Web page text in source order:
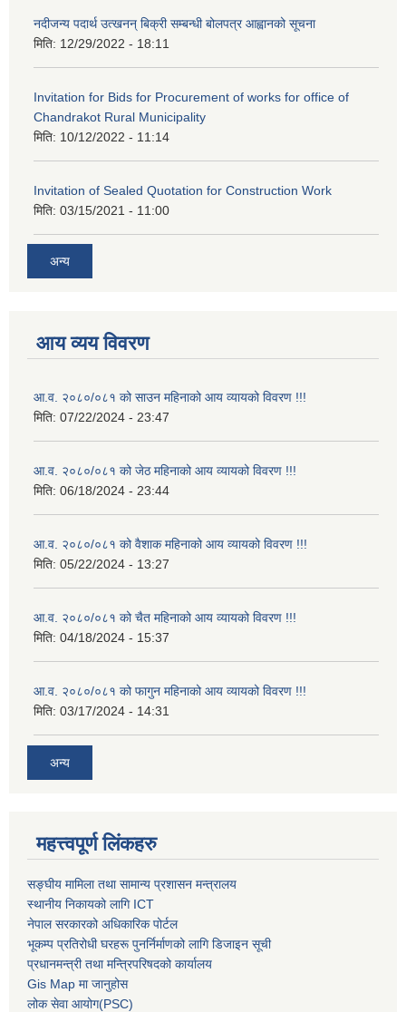
नदीजन्य पदार्थ उत्खनन् बिक्री सम्बन्धी बोलपत्र आह्वानको सूचना
मिति: 12/29/2022 - 18:11
Invitation for Bids for Procurement of works for office of
Chandrakot Rural Municipality
मिति: 10/12/2022 - 11:14
Invitation of Sealed Quotation for Construction Work
मिति: 03/15/2021 - 11:00
अन्य
आय व्यय विवरण
आ.व. २०८०/०८१ को साउन महिनाको आय व्यायको विवरण !!!
मिति: 07/22/2024 - 23:47
आ.व. २०८०/०८१ को जेठ महिनाको आय व्यायको विवरण !!!
मिति: 06/18/2024 - 23:44
आ.व. २०८०/०८१ को वैशाक महिनाको आय व्यायको विवरण !!!
मिति: 05/22/2024 - 13:27
आ.व. २०८०/०८१ को चैत महिनाको आय व्यायको विवरण !!!
मिति: 04/18/2024 - 15:37
आ.व. २०८०/०८१ को फागुन महिनाको आय व्यायको विवरण !!!
मिति: 03/17/2024 - 14:31
अन्य
महत्त्वपूर्ण लिंकहरु
सङ्घीय मामिला तथा सामान्य प्रशासन मन्त्रालय
स्थानीय निकायको लागि ICT
नेपाल सरकारको अधिकारिक पोर्टल
भूकम्प प्रतिरोधी घरहरू पुनर्निर्माणको लागि डिजाइन सूची
प्रधानमन्त्री तथा मन्त्रिपरिषदको कार्यालय
Gis Map मा जानुहोस
लोक सेवा आयोग(PSC)